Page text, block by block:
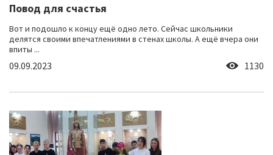
Повод для счастья
Вот и подошло к концу ещё одно лето. Сейчас школьники
делятся своими впечатлениями в стенах школы. А ещё вчера они
впиты ...
09.09.2023 1130